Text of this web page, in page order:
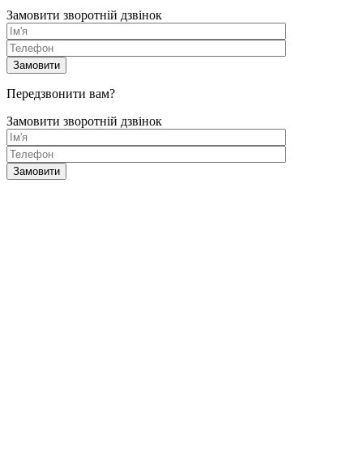
Замовити зворотній дзвінок
Передзвонити вам?
Замовити зворотній дзвінок